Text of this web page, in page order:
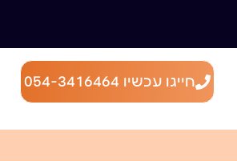
חייגו עכשיו 054-3416464